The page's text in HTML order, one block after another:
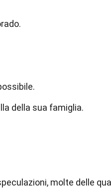
della sua famiglia.
molte delle